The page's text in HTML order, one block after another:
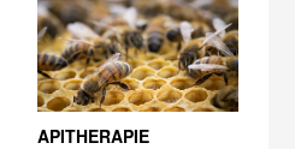
APITHERAPIE